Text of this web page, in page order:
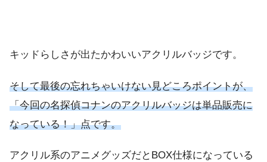
キッドらしさが出たかわいいアクリルバッジです。
そして最後の忘れちゃいけない見どころポイントが、
「今回の名探偵コナンのアクリルバッジは単品販売に
なっている！」点です。
アクリル系のアニメグッズだとBOX仕様になっている